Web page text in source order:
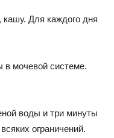
Для каждого дня
мочевой системе.
воды и три минуты
ограничений.